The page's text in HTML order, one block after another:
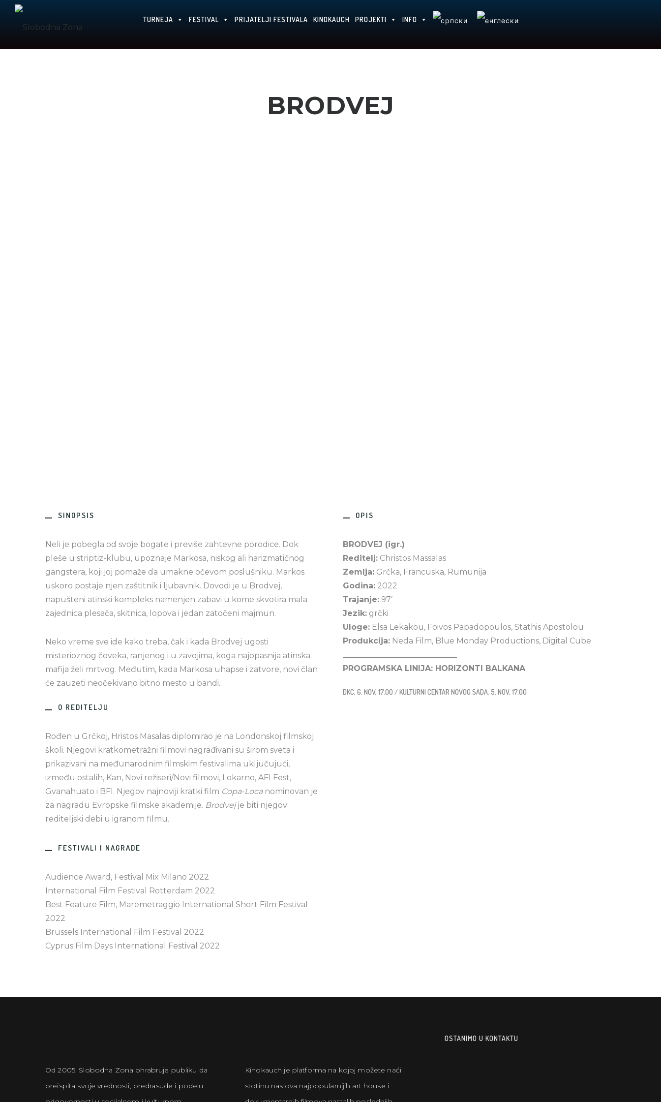
TURNEJA FESTIVAL PRIJATELJI FESTIVALA KINOKAUCH PROJEKTI INFO
BRODVEJ
SINOPSIS
Neli je pobegla od svoje bogate i previše zahtevne porodice. Dok
pleše u striptiz-klubu, upoznaje Markosa, niskog ali harizmatičnog
gangstera, koji joj pomaže da umakne očevom poslušniku. Markos
uskoro postaje njen zaštitnik i ljubavnik. Dovodi je u Brodvej,
napušteni atinski kompleks namenjen zabavi u kome skvotira mala
zajednica plesača, skitnica, lopova i jedan zatočeni majmun.
Neko vreme sve ide kako treba, čak i kada Brodvej ugosti
misterioznog čoveka, ranjenog i u zavojima, koga najopasnija atinska
mafija želi mrtvog. Međutim, kada Markosa uhapse i zatvore, novi član
će zauzeti neočekivano bitno mesto u bandi.
O REDITELJU
Rođen u Grčkoj, Hristos Masalas diplomirao je na Londonskoj filmskoj
školi. Njegovi kratkometražni filmovi nagrađivani su širom sveta i
prikazivani na međunarodnim filmskim festivalima uključujući,
između ostalih, Kan, Novi režiseri/Novi filmovi, Lokarno, AFI Fest,
Gvanahuato i BFI. Njegov najnoviji kratki film Copa-Locanominovan je
za nagradu Evropske filmske akademije. Brodvejje biti njegov
rediteljski debi u igranom filmu.
FESTIVALI I NAGRADE
Audience Award, Festival Mix Milano 2022
International Film Festival Rotterdam 2022
Best Feature Film, Maremetraggio International Short Film Festival
2022
Brussels International Film Festival 2022
Cyprus Film Days International Festival 2022
OPIS
BRODVEJ (igr.)
Reditelj: Christos Massalas
Zemlja: Grčka, Francuska, Rumunija
Godina: 2022.
Trajanje: 97’
Jezik: grčki
Uloge: Elsa Lekakou, Foivos Papadopoulos, Stathis Apostolou
Produkcija: Neda Film, Blue Monday Productions, Digital Cube
PROGRAMSKA LINIJA: HORIZONTI BALKANA
DKC, 6. NOV, 17.00 / KULTURNI CENTAR NOVOG SADA, 5. NOV, 17.00
Od 2005. Slobodna Zona ohrabruje publiku da
preispita svoje vrednosti, predrasude i podelu
Kinokauch je platforma na kojoj možete naći
stotinu naslova najpopularnijih art house i
OSTANIMO U KONTAKTU